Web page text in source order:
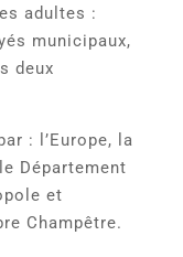
adultes :
municipaux,
deux
: l’Europe, la
Département
et
Champêtre.